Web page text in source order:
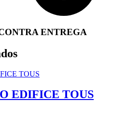
ENTREGA
EDIFICE TOUS